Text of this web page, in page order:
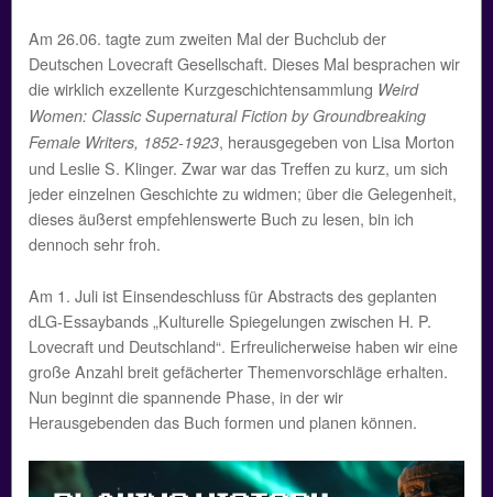
Am 26.06. tagte zum zweiten Mal der Buchclub der
Deutschen Lovecraft Gesellschaft. Dieses Mal besprachen wir
die wirklich exzellente Kurzgeschichtensammlung Weird
Women: Classic Supernatural Fiction by Groundbreaking
Female Writers, 1852-1923, herausgegeben von Lisa Morton
und Leslie S. Klinger. Zwar war das Treffen zu kurz, um sich
jeder einzelnen Geschichte zu widmen; über die Gelegenheit,
dieses äußerst empfehlenswerte Buch zu lesen, bin ich
dennoch sehr froh.
Am 1. Juli ist Einsendeschluss für Abstracts des geplanten
dLG-Essaybands „Kulturelle Spiegelungen zwischen H. P.
Lovecraft und Deutschland“. Erfreulicherweise haben wir eine
große Anzahl breit gefächerter Themenvorschläge erhalten.
Nun beginnt die spannende Phase, in der wir
Herausgebenden das Buch formen und planen können.